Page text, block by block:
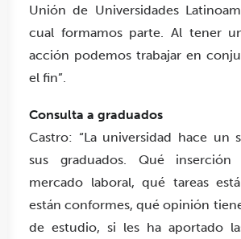
Unión de Universidades
cual formamos parte. Al tener
acción podemos trabajar en
el fin”.
Consulta a graduados
Castro: “La universidad hace un
sus graduados. Qué
mercado laboral, qué tareas
están conformes, qué opinión
de estudio, si les ha aportado